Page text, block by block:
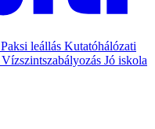
Paksi leállás Kutatóhálózati
Vízszintszabályozás Jó iskola